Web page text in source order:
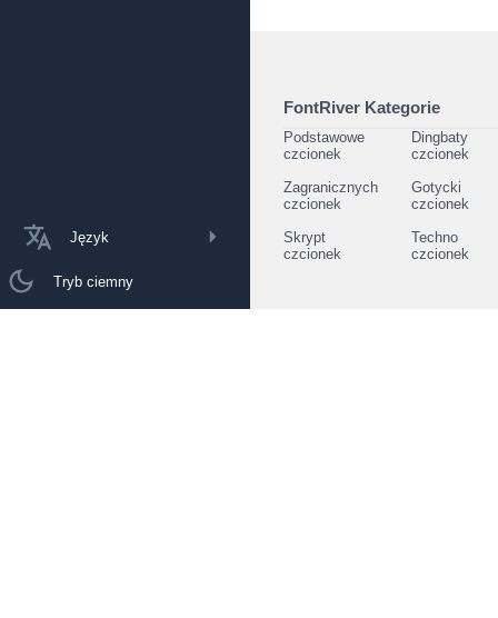
Język
Tryb ciemny
FontRiver Kategorie
Podstawowe
czcionek
Dingbaty
czcionek
Zagranicznych
czcionek
Gotycki
czcionek
Skrypt
czcionek
Techno
czcionek